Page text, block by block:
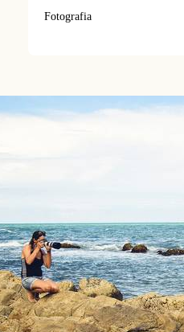
Fotografia